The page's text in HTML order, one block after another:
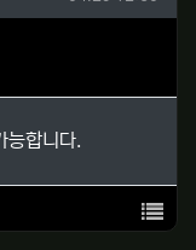
능합니다.
목록